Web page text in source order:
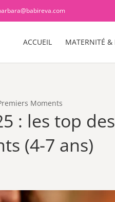
ACCUEIL MATERNITÉ &
Moments
: les top
(4-7 ans)